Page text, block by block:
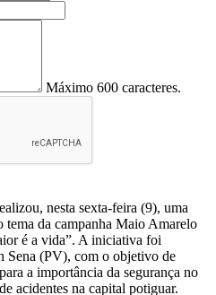
Máximo 600 caracteres.
nesta sexta-feira (9), uma
tema da campanha Maio Amarelo
é a vida”. A iniciativa foi
Sena (PV), com o objetivo de
a importância da segurança no
acidentes na capital potiguar.